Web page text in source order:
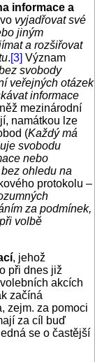
informace a
vyjadřovat své
jiným
a rozšiřovat
.[3] Význam
svobody
veřejných otázek
informace
mezinárodní
namátkou lze
(Každý má
svobodu
nebo
ohledu na
protokolu –
za podmínek,
volbě
, jehož
při dnes již
akcích
začíná
zejm. za pomoci
za cíl buď
se o častější